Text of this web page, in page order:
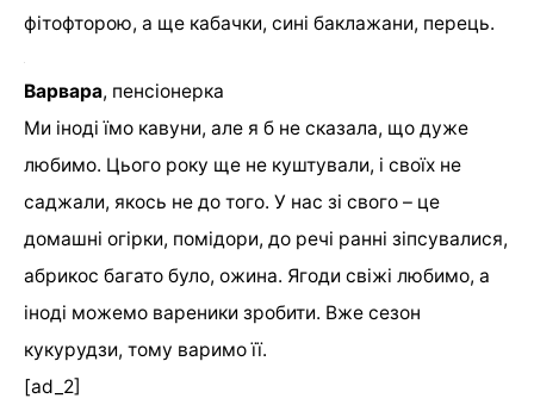
фітофторою, а ще кабачки, сині баклажани, перець.
Варвара, пенсіонерка
Ми іноді їмо кавуни, але я б не сказала, що дуже
любимо. Цього року ще не куштували, і своїх не
саджали, якось не до того. У нас зі свого – це
домашні огірки, помідори, до речі ранні зіпсувалися,
абрикос багато було, ожина. Ягоди свіжі любимо, а
іноді можемо вареники зробити. Вже сезон
кукурудзи, тому варимо її.
[ad_2]